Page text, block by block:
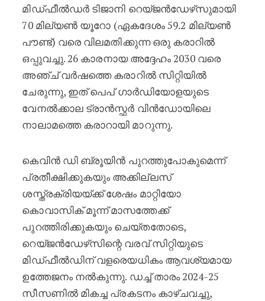
മിഡ്ഫീൽഡർ ടിജാനി റെയ്ജൻഡേഴ്‌സുമായി
70 മില്യൺ യൂറോ (ഏകദേശം 59.2 മില്യൺ
പൗണ്ട്) വരെ വിലമതിക്കുന്ന ഒരു കരാറിൽ
ഒപ്പുവച്ചു. 26 കാരനായ അദ്ദേഹം 2030 വരെ
അഞ്ച് വർഷത്തെ കരാറിൽ സിറ്റിയിൽ
ചേരുന്നു, ഇത് പെപ് ഗാർഡിയോളയുടെ
വേനൽക്കാല ട്രാൻസ്ഫർ വിൻഡോയിലെ
നാലാമത്തെ കരാറായി മാറുന്നു.
കെവിൻ ഡി ബ്രൂയിൻ പുറത്തുപോകുമെന്ന്
പ്രതീക്ഷിക്കുകയും അക്കില്ലസ്
ശസ്ത്രക്രിയയ്ക്ക് ശേഷം മാറ്റിയോ
കൊവാസിക് മൂന്ന് മാസത്തേക്ക്
പുറത്തിരിക്കുകയും ചെയ്തതോടെ,
റെയ്ജൻഡേഴ്‌സിന്റെ വരവ് സിറ്റിയുടെ
മിഡ്ഫീൽഡിന് വളരെയധികം ആവശ്യമായ
ഉത്തേജനം നൽകുന്നു. ഡച്ച് താരം 2024-25
സീസണിൽ മികച്ച പ്രകടനം കാഴ്ചവച്ചു,